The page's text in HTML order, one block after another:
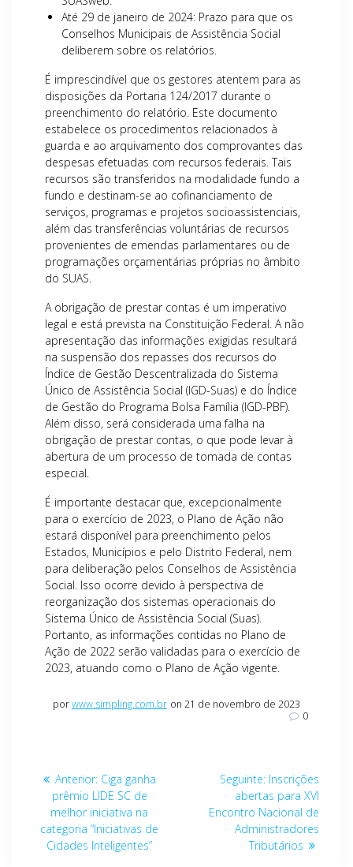
Até 29 de janeiro de 2024: Prazo para que os
Conselhos Municipais de Assistência Social
deliberem sobre os relatórios.
É imprescindível que os gestores atentem para as
disposições da Portaria 124/2017 durante o
preenchimento do relatório. Este documento
estabelece os procedimentos relacionados à
guarda e ao arquivamento dos comprovantes das
despesas efetuadas com recursos federais. Tais
recursos são transferidos na modalidade fundo a
fundo e destinam-se ao cofinanciamento de
serviços, programas e projetos socioassistenciais,
além das transferências voluntárias de recursos
provenientes de emendas parlamentares ou de
programações orçamentárias próprias no âmbito
do SUAS.
A obrigação de prestar contas é um imperativo
legal e está prevista na Constituição Federal. A não
apresentação das informações exigidas resultará
na suspensão dos repasses dos recursos do
Índice de Gestão Descentralizada do Sistema
Único de Assistência Social (IGD-Suas) e do Índice
de Gestão do Programa Bolsa Família (IGD-PBF).
Além disso, será considerada uma falha na
obrigação de prestar contas, o que pode levar à
abertura de um processo de tomada de contas
especial.
É importante destacar que, excepcionalmente
para o exercício de 2023, o Plano de Ação não
estará disponível para preenchimento pelos
Estados, Municípios e pelo Distrito Federal, nem
para deliberação pelos Conselhos de Assistência
Social. Isso ocorre devido à perspectiva de
reorganização dos sistemas operacionais do
Sistema Único de Assistência Social (Suas).
Portanto, as informações contidas no Plano de
Ação de 2022 serão validadas para o exercício de
2023, atuando como o Plano de Ação vigente.
porwww.simpling.com.br on 21 de novembro de 2023
0
Navegação
Post
Anterior: Post
anterior:
Ciga ganha
prêmio LIDE SC de
melhor iniciativa na
categoria “Iniciativas de
Cidades Inteligentes”
Seguinte: Post
seguinte:
Inscrições
abertas para XVI
Encontro Nacional de
Administradores
Tributários